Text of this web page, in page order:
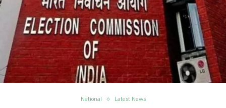
National Latest News